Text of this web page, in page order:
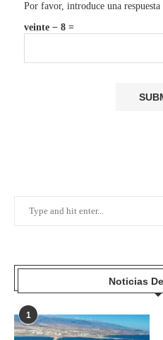
Por favor, introduce una
veinte − 8 =
Noticias
1